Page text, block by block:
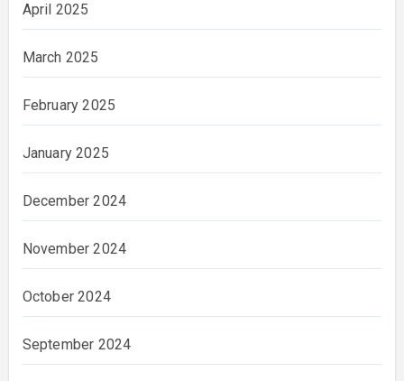
April 2025
March 2025
February 2025
January 2025
December 2024
November 2024
October 2024
September 2024